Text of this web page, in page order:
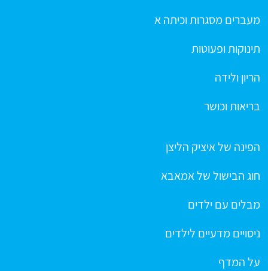
מעברים מסגרות וכיתה א
תינוקות ופעוטות
הריון ולידה
בריאות וכושר
הפינה של איציק הליצן
חוג הבישול של אמאבא
מבלים עם ילדים
ניסויים מדעיים לילדים
על המדף